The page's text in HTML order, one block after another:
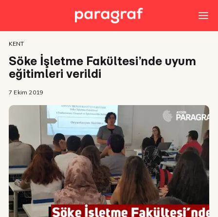
KENT
Söke İşletme Fakültesi’nde uyum
eğitimleri verildi
7 Ekim 2019